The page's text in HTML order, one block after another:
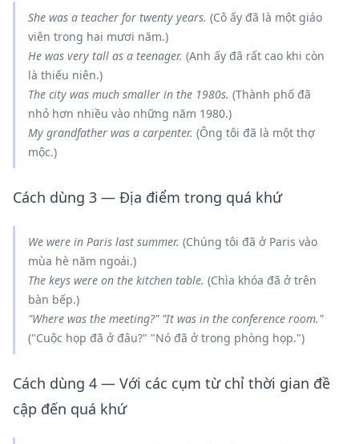
She was a teacher for twenty years. (Cô ấy đã là một giáo
viên trong hai mươi năm.)
He was very tall as a teenager. (Anh ấy đã rất cao khi còn
là thiếu niên.)
The city was much smaller in the 1980s. (Thành phố đã
nhỏ hơn nhiều vào những năm 1980.)
My grandfather was a carpenter. (Ông tôi đã là một thợ
mộc.)
Cách dùng 3 — Địa điểm trong quá khứ
We were in Paris last summer. (Chúng tôi đã ở Paris vào
mùa hè năm ngoái.)
The keys were on the kitchen table. (Chìa khóa đã ở trên
bàn bếp.)
"Where was the meeting?" "It was in the conference room."
("Cuộc họp đã ở đâu?" "Nó đã ở trong phòng họp.")
Cách dùng 4 — Với các cụm từ chỉ thời gian đề
cập đến quá khứ